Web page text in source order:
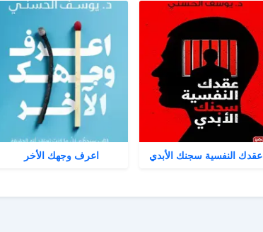
عقدك النفسية سجنك الأبدي اعرف وجهك الأخر